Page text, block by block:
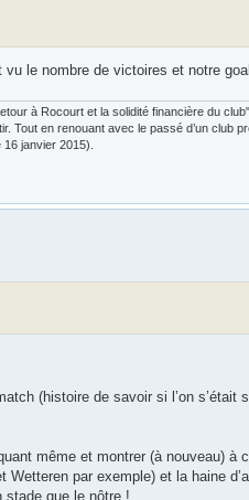
le nombre de victoires et notre
à Rocourt et la solidité financière du
Tout en renouant avec le passé d’un club
janvier 2015).
(histoire de savoir si l’on
même et montrer (à nouveau) à
par exemple) et la haine
stade que le nôtre !